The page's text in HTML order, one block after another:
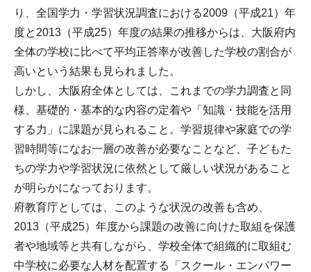
り、全国学力・学習状況調査における2009（平成21）年
度と2013（平成25）年度の結果の推移からは、大阪府内
全体の学校に比べて平均正答率が改善した学校の割合が
高いという結果も見られました。
しかし、大阪府全体としては、これまでの学力調査と同
様、基礎的・基本的な内容の定着や「知識・技能を活用
する力」に課題が見られること。学習規律や家庭での学
習時間等になお一層の改善が必要なことなど、子どもた
ちの学力や学習状況に依然として厳しい状況があること
が明らかになっております。
府教育庁としては、このような状況の改善も含め、
2013（平成25）年度から課題の改善に向けた取組を保護
者や地域等と共有しながら、学校全体で組織的に取組む
中学校に必要な人材を配置する「スクール・エンパワー